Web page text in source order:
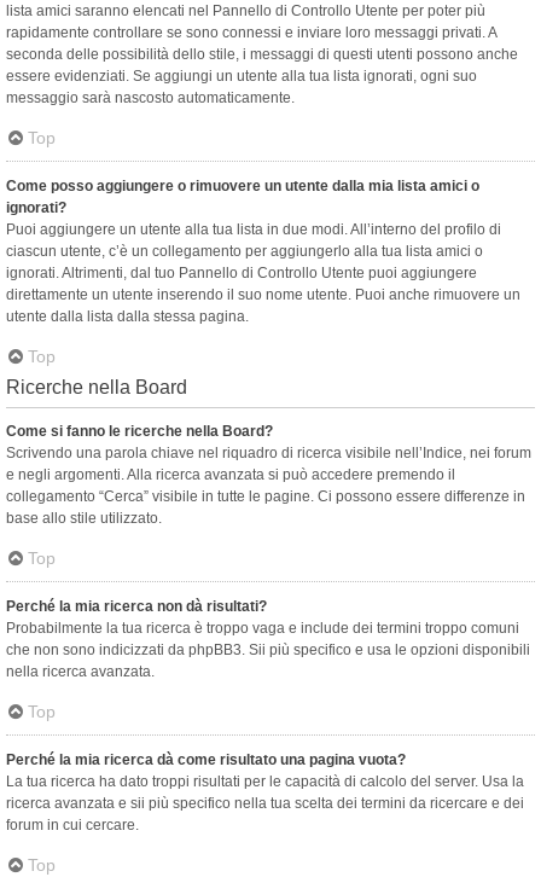
lista amici saranno elencati nel Pannello di Controllo Utente per poter più
rapidamente controllare se sono connessi e inviare loro messaggi privati. A
seconda delle possibilità dello stile, i messaggi di questi utenti possono anche
essere evidenziati. Se aggiungi un utente alla tua lista ignorati, ogni suo
messaggio sarà nascosto automaticamente.
Top
Come posso aggiungere o rimuovere un utente dalla mia lista amici o
ignorati?
Puoi aggiungere un utente alla tua lista in due modi. All’interno del profilo di
ciascun utente, c’è un collegamento per aggiungerlo alla tua lista amici o
ignorati. Altrimenti, dal tuo Pannello di Controllo Utente puoi aggiungere
direttamente un utente inserendo il suo nome utente. Puoi anche rimuovere un
utente dalla lista dalla stessa pagina.
Top
Ricerche nella Board
Come si fanno le ricerche nella Board?
Scrivendo una parola chiave nel riquadro di ricerca visibile nell’Indice, nei forum
e negli argomenti. Alla ricerca avanzata si può accedere premendo il
collegamento “Cerca” visibile in tutte le pagine. Ci possono essere differenze in
base allo stile utilizzato.
Top
Perché la mia ricerca non dà risultati?
Probabilmente la tua ricerca è troppo vaga e include dei termini troppo comuni
che non sono indicizzati da phpBB3. Sii più specifico e usa le opzioni disponibili
nella ricerca avanzata.
Top
Perché la mia ricerca dà come risultato una pagina vuota?
La tua ricerca ha dato troppi risultati per le capacità di calcolo del server. Usa la
ricerca avanzata e sii più specifico nella tua scelta dei termini da ricercare e dei
forum in cui cercare.
Top